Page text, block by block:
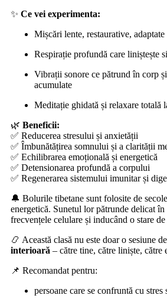
✨ Ce vei experimenta:
Mișcări lente, restaurative,
Respirație profundă care liniștește
Vibrații sonore ce pătrund în corp
acumulate
Meditație ghidată și relaxare totală
🌿 Beneficii:
✅ Reducerea stresului și anxietății
✅ Îmbunătățirea somnului și a clarității
✅ Echilibrarea emoțională și energetică
✅ Detensionarea profundă a corpului
✅ Regenerarea sistemului imunitar și
🔔 Bolurile tibetane sunt folosite de
energetică. Sunetul lor pătrunde delicat
frecvențele celulare și inducând o stare
📿 Această clasă nu este doar o sesiune
interioară – către tine, către liniște, către
📌 Recomandat pentru:
persoane care se confruntă cu stres